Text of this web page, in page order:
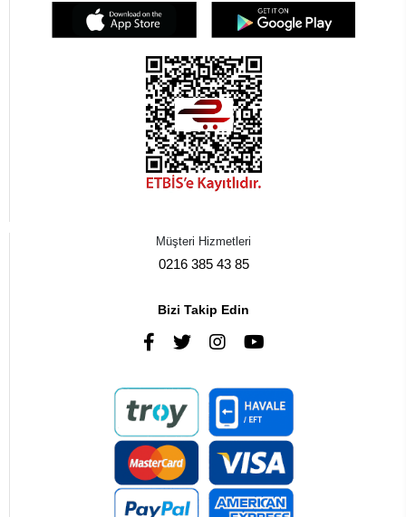
Müşteri Hizmetleri
0216 385 43 85
Bizi Takip Edin